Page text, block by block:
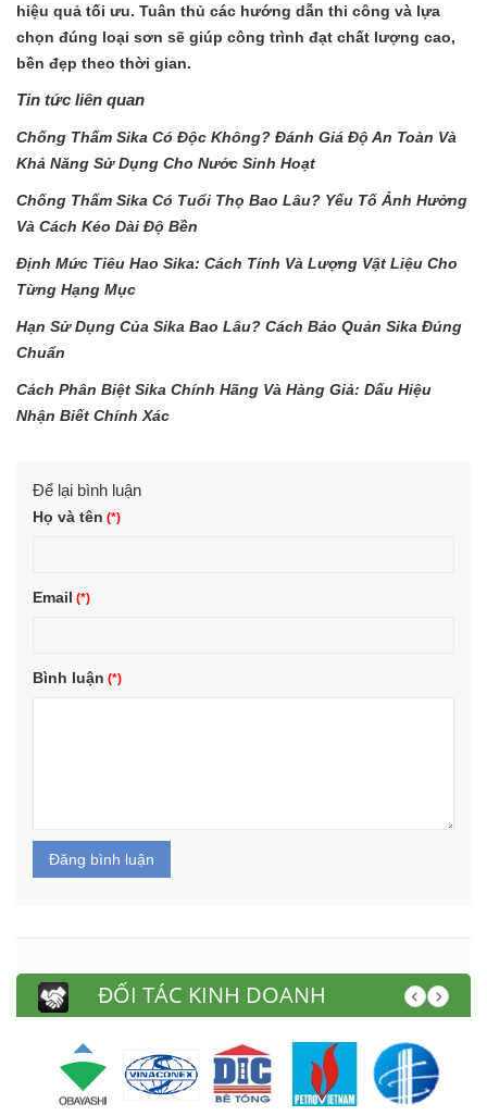
hiệu quả tối ưu. Tuân thủ các hướng dẫn thi công và lựa
chọn đúng loại sơn sẽ giúp công trình đạt chất lượng cao,
bền đẹp theo thời gian.
Tin tức liên quan
Chống Thấm Sika Có Độc Không? Đánh Giá Độ An Toàn Và
Khả Năng Sử Dụng Cho Nước Sinh Hoạt
Chống Thấm Sika Có Tuổi Thọ Bao Lâu? Yếu Tố Ảnh Hưởng
Và Cách Kéo Dài Độ Bền
Định Mức Tiêu Hao Sika: Cách Tính Và Lượng Vật Liệu Cho
Từng Hạng Mục
Hạn Sử Dụng Của Sika Bao Lâu? Cách Bảo Quản Sika Đúng
Chuẩn
Cách Phân Biệt Sika Chính Hãng Và Hàng Giả: Dấu Hiệu
Nhận Biết Chính Xác
Để lại bình luận
Họ và tên
Email
Bình luận
Đăng bình luận
ĐỐI TÁC KINH DOANH